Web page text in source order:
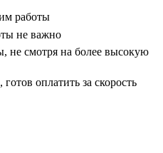
работы
не важно
не смотря на более высокую
оплатить за скорость